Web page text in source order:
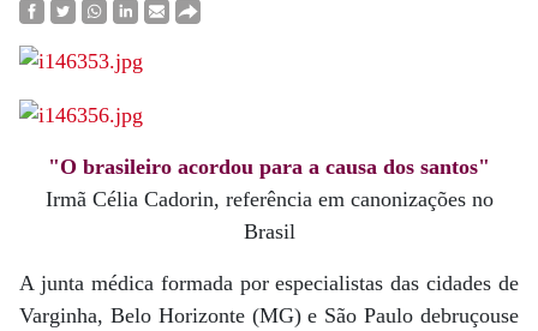
"O brasileiro acordou para a causa dos santos"
Irmã Célia Cadorin, referência em canonizações no
Brasil
A junta médica formada por especialistas das cidades de
Varginha, Belo Horizonte (MG) e São Paulo debruçouse